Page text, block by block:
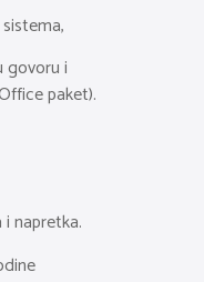
govoru i
paket).
napretka.